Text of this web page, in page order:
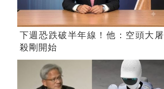
下週恐跌破半年線！他：空頭大屠
殺剛開始